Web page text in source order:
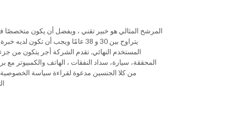
المرشح المثالي هو خبير تقني ، ويفضل أن يكون متخصصًا
يتراوح بين 30 و 38 عامًا ويجب أن تكون
المستخدم النهائي. تقدم الشركة أجر يتكون من
المحققة، سيارة، سداد النفقات ، الهاتف والكمبيوتر مع